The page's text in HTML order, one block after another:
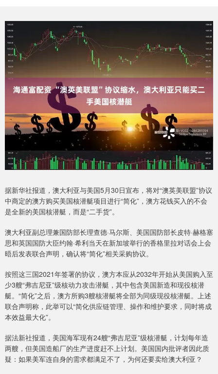
据新华社报道，澳大利亚与美国5月30日宣布，将对“澳英美联盟”协议
中商定的澳方购买美国核潜艇项目进行“简化”，澳方花钱买入的不会
是全新的美国核潜艇，而是“二手货”。
澳大利亚副总理兼国防部长理查德·马尔斯、美国国防部长皮特·赫格塞
思和英国国防大臣约翰·希利当天在新加坡举行的香格里拉对话会上会
晤后发表联合声明，确认将“简化”相关采购协议。
按照这三国2021年签署的协议，澳方本应从2032年开始从美国购入至
少3艘“弗吉尼亚”级核动力攻击潜艇，其中包含美国新造和现役核潜
艇。“简化”之后，澳方所购3艘核潜艇将全部为同级现役核潜艇。上述
联合声明称，此举可以“简化供应链管理、操作和维护要求，同时将成
本效益最大化”。
据法新社报道，美国海军现有24艘“弗吉尼亚”级核潜艇，计划每年造
两艘，但美国造船厂的生产进度赶不上计划。美国国内批评者因此质
疑：如果美军连自身的需求都满足不了，为何还要卖给澳大利亚？